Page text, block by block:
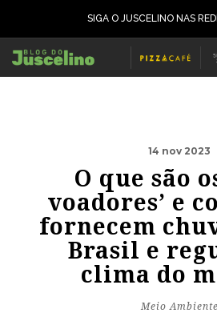
SIGA O JUSCELINO NAS
14 nov 2023
O que são
voadores’ e
fornecem
Brasil e
clima do
Meio Ambiente